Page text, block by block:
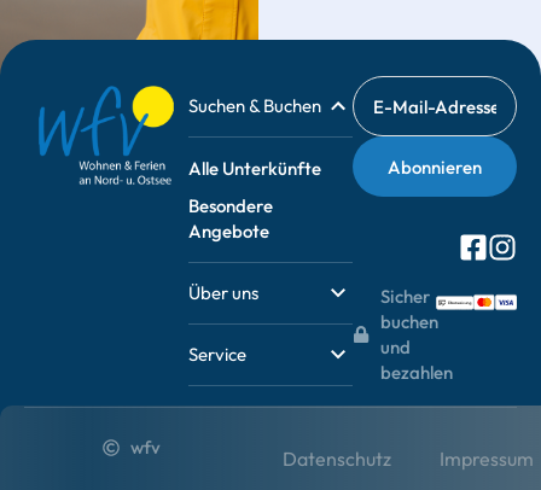
Suchen & Buchen
Alle Unterkünfte
Besondere
Angebote
Über uns
Service
Sicher
buchen
und
bezahlen
wfv Datenschutz Impressum